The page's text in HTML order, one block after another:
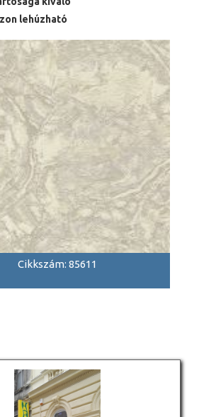
lehúzható
Cikkszám: 85611